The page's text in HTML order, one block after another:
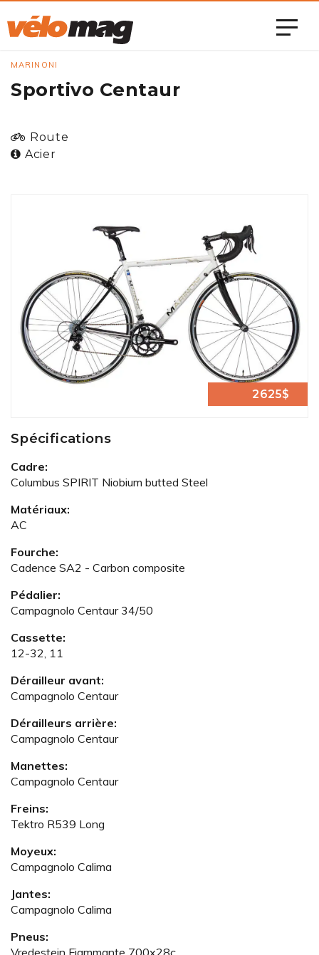
MARINONI
Sportivo Centaur
Route
Acier
2625$
Spécifications
Cadre:
Columbus SPIRIT Niobium butted Steel
Matériaux:
AC
Fourche:
Cadence SA2 - Carbon composite
Pédalier:
Campagnolo Centaur 34/50
Cassette:
12-32, 11
Dérailleur avant:
Campagnolo Centaur
Dérailleurs arrière:
Campagnolo Centaur
Manettes:
Campagnolo Centaur
Freins:
Tektro R539 Long
Moyeux:
Campagnolo Calima
Jantes:
Campagnolo Calima
Pneus:
Vredestein Fiammante 700x28c